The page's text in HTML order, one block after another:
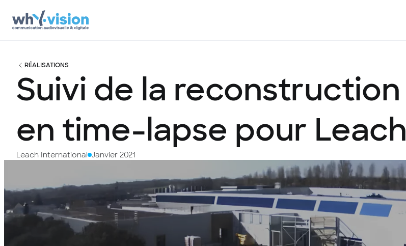
RÉALISATIONS
Suivi de la reconstruction
en time-lapse pour Leach
Leach International Janvier 2021